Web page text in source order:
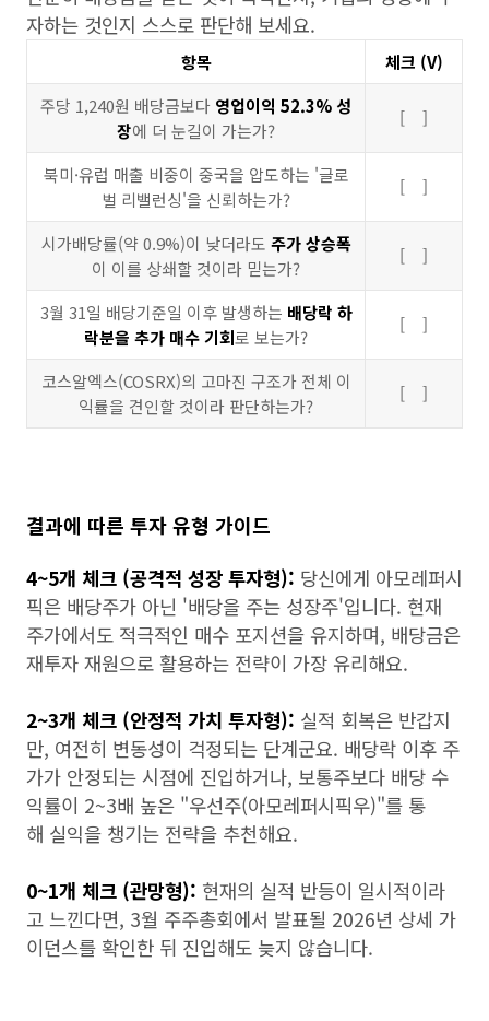
자하는 것인지 스스로 판단해 보세요.
항목
체크 (V)
주당 1,240원 배당금보다 영업이익 52.3% 성
장에 더 눈길이 가는가?
[ ]
북미·유럽 매출 비중이 중국을 압도하는 '글로
벌 리밸런싱'을 신뢰하는가?
[ ]
시가배당률(약 0.9%)이 낮더라도 주가 상승폭
이 이를 상쇄할 것이라 믿는가?
[ ]
3월 31일 배당기준일 이후 발생하는 배당락 하
락분을 추가 매수 기회로 보는가?
[ ]
코스알엑스(COSRX)의 고마진 구조가 전체 이
익률을 견인할 것이라 판단하는가?
[ ]
결과에 따른 투자 유형 가이드
4~5개 체크 (공격적 성장 투자형): 당신에게 아모레퍼시
픽은 배당주가 아닌 '배당을 주는 성장주'입니다. 현재
주가에서도 적극적인 매수 포지션을 유지하며, 배당금은
재투자 재원으로 활용하는 전략이 가장 유리해요.
2~3개 체크 (안정적 가치 투자형): 실적 회복은 반갑지
만, 여전히 변동성이 걱정되는 단계군요. 배당락 이후 주
가가 안정되는 시점에 진입하거나, 보통주보다 배당 수
익률이 2~3배 높은 "우선주(아모레퍼시픽우)"를 통
해 실익을 챙기는 전략을 추천해요.
0~1개 체크 (관망형): 현재의 실적 반등이 일시적이라
고 느낀다면, 3월 주주총회에서 발표될 2026년 상세 가
이던스를 확인한 뒤 진입해도 늦지 않습니다.